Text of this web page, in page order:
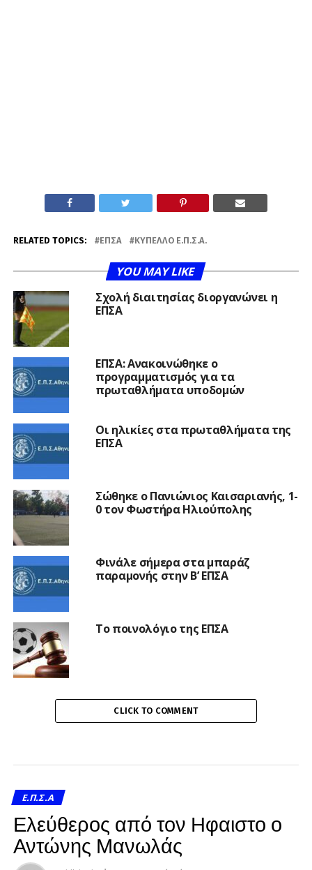
RELATED TOPICS: ΕΠΣΑ ΚΎΠΕΛΛΟ Ε.Π.Σ.Α.
YOU MAY LIKE
Σχολή διαιτησίας διοργανώνει η
ΕΠΣΑ
ΕΠΣΑ: Ανακοινώθηκε ο
προγραμματισμός για τα
πρωταθλήματα υποδομών
Οι ηλικίες στα πρωταθλήματα της
ΕΠΣΑ
Σώθηκε ο Πανιώνιος Καισαριανής, 1-
0 τον Φωστήρα Ηλιούπολης
Φινάλε σήμερα στα μπαράζ
παραμονής στην Β’ ΕΠΣΑ
Το ποινολόγιο της ΕΠΣΑ
CLICK TO COMMENT
Ε.Π.Σ.Α
Ελεύθερος από τον Ηφαιστο ο
Αντώνης Μανωλάς